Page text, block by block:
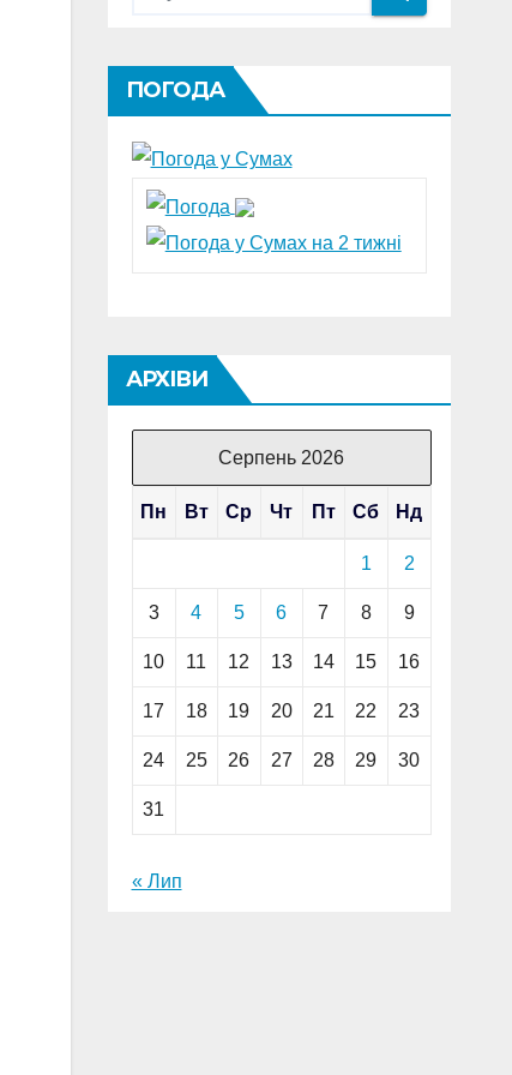
ПОГОДА
АРХІВИ
Серпень 2026
Пн Вт Ср Чт Пт Сб Нд
1 2
3 4 5 6 7 8 9
10 11 12 13 14 15 16
17 18 19 20 21 22 23
24 25 26 27 28 29 30
31
« Лип